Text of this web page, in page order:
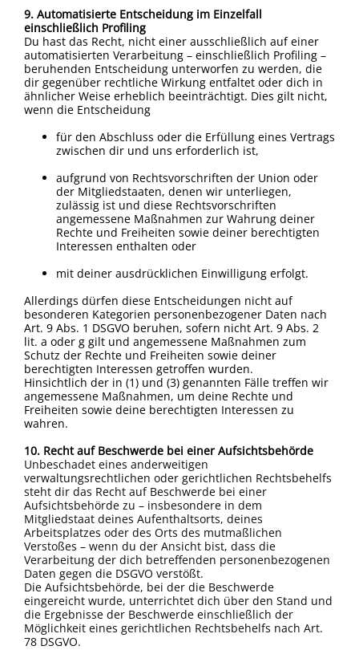
9. Automatisierte Entscheidung im Einzelfall
einschließlich Profiling
Du hast das Recht, nicht einer ausschließlich auf einer
automatisierten Verarbeitung – einschließlich Profiling –
beruhenden Entscheidung unterworfen zu werden, die
dir gegenüber rechtliche Wirkung entfaltet oder dich in
ähnlicher Weise erheblich beeinträchtigt. Dies gilt nicht,
wenn die Entscheidung
für den Abschluss oder die Erfüllung eines Vertrags
zwischen dir und uns erforderlich ist,
aufgrund von Rechtsvorschriften der Union oder
der Mitgliedstaaten, denen wir unterliegen,
zulässig ist und diese Rechtsvorschriften
angemessene Maßnahmen zur Wahrung deiner
Rechte und Freiheiten sowie deiner berechtigten
Interessen enthalten oder
mit deiner ausdrücklichen Einwilligung erfolgt.
Allerdings dürfen diese Entscheidungen nicht auf
besonderen Kategorien personenbezogener Daten nach
Art. 9 Abs. 1 DSGVO beruhen, sofern nicht Art. 9 Abs. 2
lit. a oder g gilt und angemessene Maßnahmen zum
Schutz der Rechte und Freiheiten sowie deiner
berechtigten Interessen getroffen wurden.
Hinsichtlich der in (1) und (3) genannten Fälle treffen wir
angemessene Maßnahmen, um deine Rechte und
Freiheiten sowie deine berechtigten Interessen zu
wahren.
10. Recht auf Beschwerde bei einer Aufsichtsbehörde
Unbeschadet eines anderweitigen
verwaltungsrechtlichen oder gerichtlichen Rechtsbehelfs
steht dir das Recht auf Beschwerde bei einer
Aufsichtsbehörde zu – insbesondere in dem
Mitgliedstaat deines Aufenthaltsorts, deines
Arbeitsplatzes oder des Orts des mutmaßlichen
Verstoßes – wenn du der Ansicht bist, dass die
Verarbeitung der dich betreffenden personenbezogenen
Daten gegen die DSGVO verstößt.
Die Aufsichtsbehörde, bei der die Beschwerde
eingereicht wurde, unterrichtet dich über den Stand und
die Ergebnisse der Beschwerde einschließlich der
Möglichkeit eines gerichtlichen Rechtsbehelfs nach Art.
78 DSGVO.